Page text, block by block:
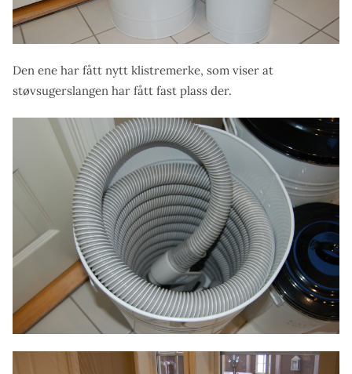
Den ene har fått nytt klistremerke, som viser at
støvsugerslangen har fått fast plass der.